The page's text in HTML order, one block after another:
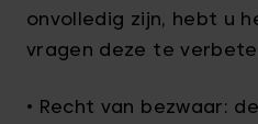
onvolledig zijn, hebt u
vragen deze te
• Recht van bezwaar: